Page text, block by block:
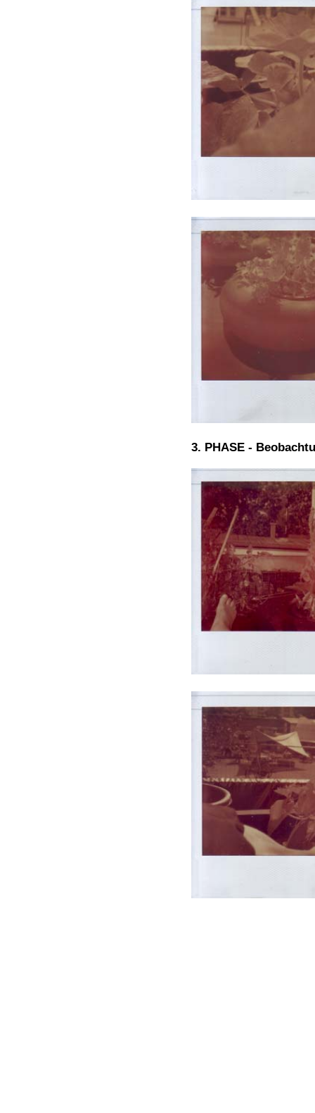
3. PHASE -